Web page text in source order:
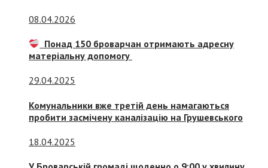
08.04.2026
Понад 150 броварчан отримають адресну
матеріальну допомогу
29.04.2025
Комунальники вже третій день намагаються
пробити засмічену каналізацію на Грушевського
18.04.2025